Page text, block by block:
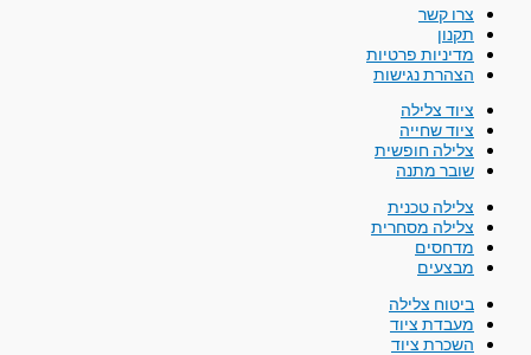
צרו קשר
תקנון
מדיניות פרטיות
הצהרת נגישות
ציוד צלילה
ציוד שחייה
צלילה חופשית
שובר מתנה
צלילה טכנית
צלילה מסחרית
מדחסים
מבצעים
ביטוח צלילה
מעבדת ציוד
השכרת ציוד